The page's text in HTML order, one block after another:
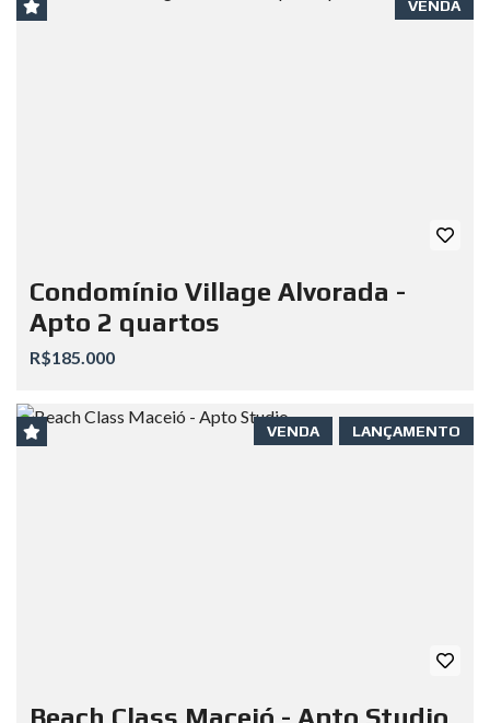
VENDA
Condomínio Village Alvorada -
Apto 2 quartos
R$185.000
LANÇAMENTO
VENDA